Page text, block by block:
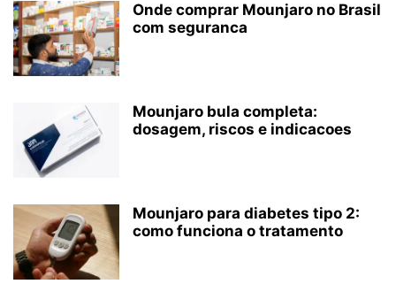
Onde comprar Mounjaro no Brasil
com seguranca
Mounjaro bula completa:
dosagem, riscos e indicacoes
Mounjaro para diabetes tipo 2:
como funciona o tratamento